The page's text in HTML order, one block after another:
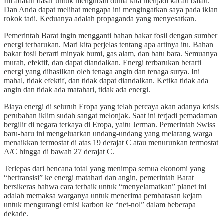
Dan Anda dapat melihat mengapa ini mengingatkan saya pada iklan
rokok tadi. Keduanya adalah propaganda yang menyesatkan.
Pemerintah Barat ingin mengganti bahan bakar fosil dengan sumber
energi terbarukan. Mari kita perjelas tentang apa artinya itu. Bahan
bakar fosil berarti minyak bumi, gas alam, dan batu bara. Semuanya
murah, efektif, dan dapat diandalkan. Energi terbarukan berarti
energi yang dihasilkan oleh tenaga angin dan tenaga surya. Ini
mahal, tidak efektif, dan tidak dapat diandalkan. Ketika tidak ada
angin dan tidak ada matahari, tidak ada energi.
Biaya energi di seluruh Eropa yang telah percaya akan adanya krisis
perubahan iklim sudah sangat melonjak. Saat ini terjadi pemadaman
bergilir di negara terkaya di Eropa, yaitu Jerman. Pemerintah Swiss
baru-baru ini mengeluarkan undang-undang yang melarang warga
menaikkan termostat di atas 19 derajat C atau menurunkan termostat
A/C hingga di bawah 27 derajat C.
Terlepas dari bencana total yang menimpa semua ekonomi yang
“bertransisi” ke energi matahari dan angin, pemerintah Barat
bersikeras bahwa cara terbaik untuk “menyelamatkan” planet ini
adalah memaksa warganya untuk menerima pembatasan kejam
untuk mengurangi emisi karbon ke “net-nol” dalam beberapa
dekade.